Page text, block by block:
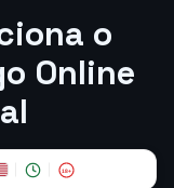
o
Online
18+